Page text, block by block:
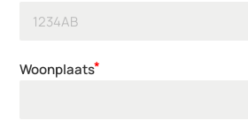
Woonplaats